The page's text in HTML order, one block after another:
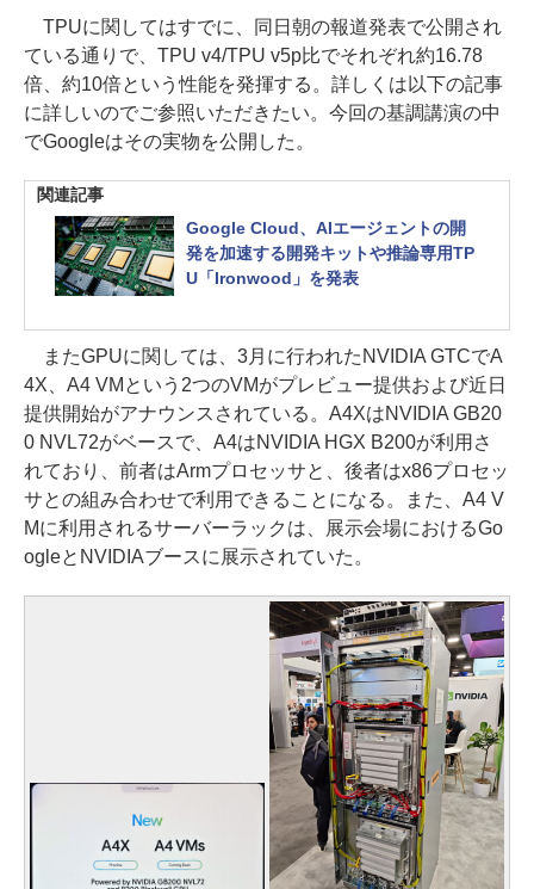
TPUに関してはすでに、同日朝の報道発表で公開され
ている通りで、TPU v4/TPU v5p比でそれぞれ約16.78
倍、約10倍という性能を発揮する。詳しくは以下の記事
に詳しいのでご参照いただきたい。今回の基調講演の中
でGoogleはその実物を公開した。
関連記事
Google Cloud、AIエージェントの開
発を加速する開発キットや推論専用TP
U「Ironwood」を発表
またGPUに関しては、3月に行われたNVIDIA GTCでA
4X、A4 VMという2つのVMがプレビュー提供および近日
提供開始がアナウンスされている。A4XはNVIDIA GB20
0 NVL72がベースで、A4はNVIDIA HGX B200が利用さ
れており、前者はArmプロセッサと、後者はx86プロセッ
サとの組み合わせで利用できることになる。また、A4 V
Mに利用されるサーバーラックは、展示会場におけるGo
ogleとNVIDIAブースに展示されていた。